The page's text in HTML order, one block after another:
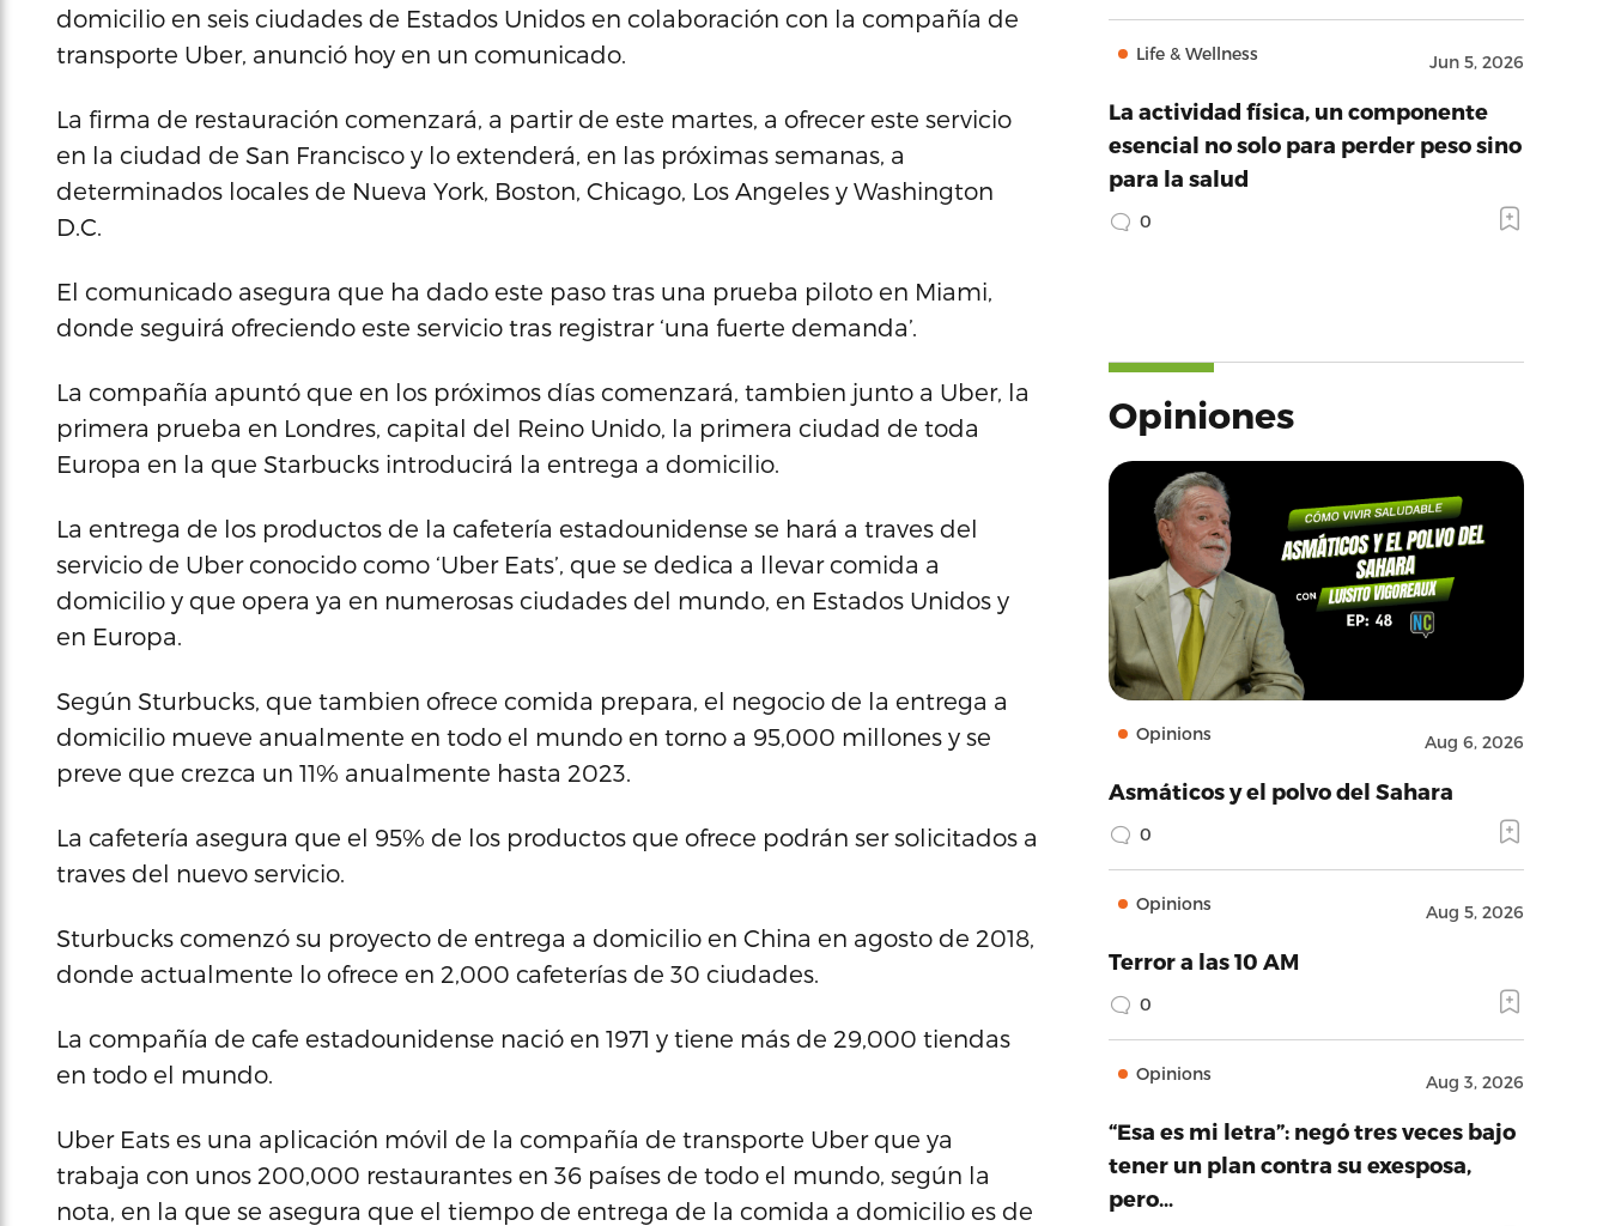
domicilio en seis ciudades de Estados Unidos en colaboración con la compañía de
transporte Uber, anunció hoy en un comunicado.
La firma de restauración comenzará, a partir de este martes, a ofrecer este servicio
en la ciudad de San Francisco y lo extenderá, en las próximas semanas, a
determinados locales de Nueva York, Boston, Chicago, Los Angeles y Washington
D.C.
El comunicado asegura que ha dado este paso tras una prueba piloto en Miami,
donde seguirá ofreciendo este servicio tras registrar ‘una fuerte demanda’.
La compañía apuntó que en los próximos días comenzará, tambien junto a Uber, la
primera prueba en Londres, capital del Reino Unido, la primera ciudad de toda
Europa en la que Starbucks introducirá la entrega a domicilio.
La entrega de los productos de la cafetería estadounidense se hará a traves del
servicio de Uber conocido como ‘Uber Eats’, que se dedica a llevar comida a
domicilio y que opera ya en numerosas ciudades del mundo, en Estados Unidos y
en Europa.
Según Sturbucks, que tambien ofrece comida prepara, el negocio de la entrega a
domicilio mueve anualmente en todo el mundo en torno a 95,000 millones y se
preve que crezca un 11% anualmente hasta 2023.
La cafetería asegura que el 95% de los productos que ofrece podrán ser solicitados a
traves del nuevo servicio.
Sturbucks comenzó su proyecto de entrega a domicilio en China en agosto de 2018,
donde actualmente lo ofrece en 2,000 cafeterías de 30 ciudades.
La compañía de cafe estadounidense nació en 1971 y tiene más de 29,000 tiendas
en todo el mundo.
Uber Eats es una aplicación móvil de la compañía de transporte Uber que ya
trabaja con unos 200,000 restaurantes en 36 países de todo el mundo, según la
nota, en la que se asegura que el tiempo de entrega de la comida a domicilio es de
Life & Wellness Jun 5, 2026
La actividad física, un componente
esencial no solo para perder peso sino
para la salud
0
Opiniones
Opinions Aug 6, 2026
Asmáticos y el polvo del Sahara
0
Opinions Aug 5, 2026
Terror a las 10 AM
0
Opinions Aug 3, 2026
“Esa es mi letra”: negó tres veces bajo
tener un plan contra su exesposa,
pero…